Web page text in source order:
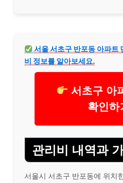
서울 서초구 반포동 아파트
비 정보를 알아보세요.
서초구 아
확인하
관리비 내역과
서울시 서초구 반포동에 위치